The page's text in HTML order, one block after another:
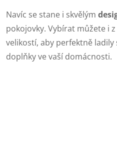
Navíc se stane i skvělým
pokojovky. Vybírat můžete i
velikostí, aby perfektně ladily
doplňky ve vaší domácnosti.